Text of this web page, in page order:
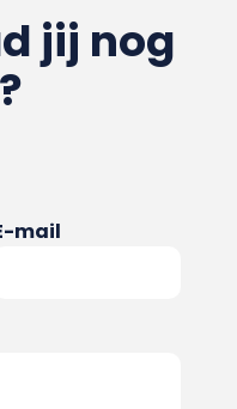
jij nog
mail